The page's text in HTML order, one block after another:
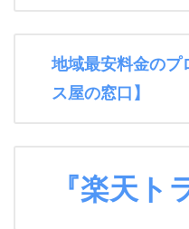
地域最安料金のプ
ス屋の窓口】
『楽天ト